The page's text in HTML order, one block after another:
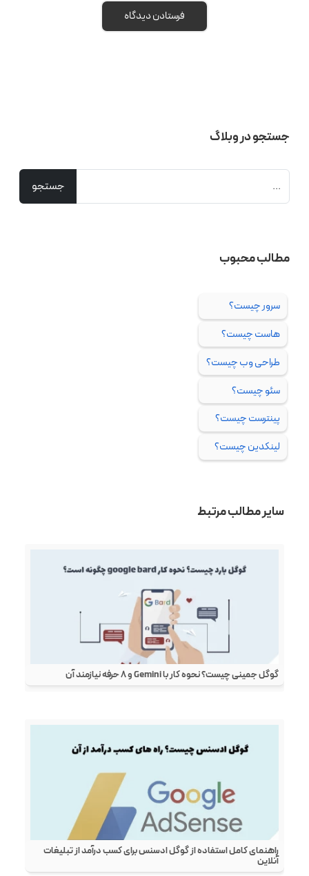
جستجو در وبلاگ
مطالب محبوب
سرور چیست؟
هاست چیست؟
طراحی وب چیست؟
سئو چیست؟
پینترست چیست؟
لینکدین چیست؟
سایر مطالب مرتبط
گوگل جمینی چیست؟ نحوه کار با Gemini و ۸ حرفه‌ نیازمند آن
راهنمای کامل استفاده از گوگل ادسنس برای کسب درآمد از تبلیغات
آنلاین